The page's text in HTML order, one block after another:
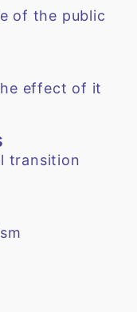
of the public
effect of it
transition